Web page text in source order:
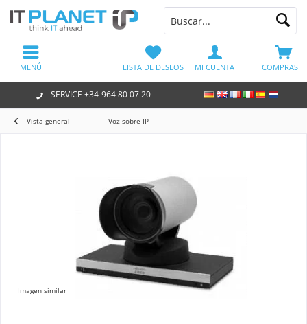
SERVICE +34-964 80 07 20
COMPRAS
LISTA DE DESEOS MI CUENTA
MENÚ
Vista general Voz sobre IP
Imagen similar